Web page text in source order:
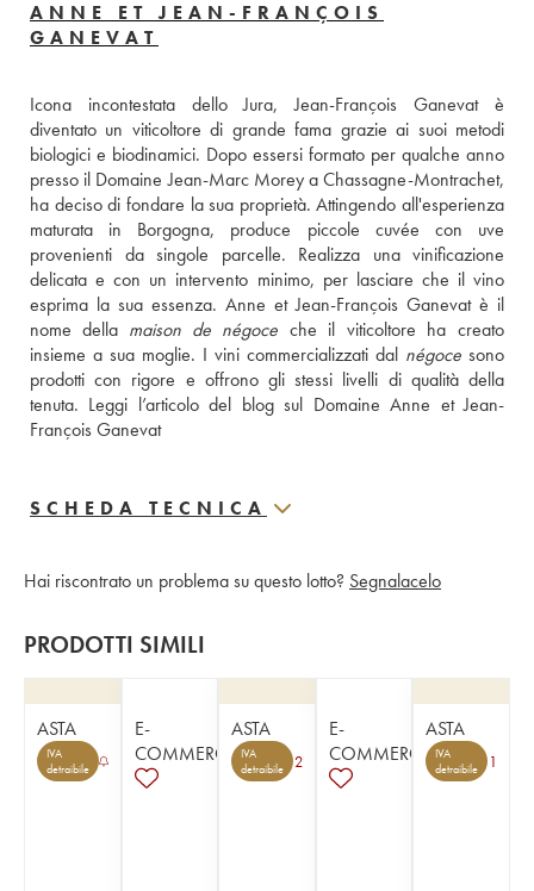
ANNE ET JEAN-FRANÇOIS
GANEVAT
Icona incontestata dello Jura, Jean-François Ganevat è
diventato un viticoltore di grande fama grazie ai suoi metodi
biologici e biodinamici. Dopo essersi formato per qualche anno
presso il Domaine Jean-Marc Morey a Chassagne-Montrachet,
ha deciso di fondare la sua proprietà. Attingendo all'esperienza
maturata in Borgogna, produce piccole cuvée con uve
provenienti da singole parcelle. Realizza una vinificazione
delicata e con un intervento minimo, per lasciare che il vino
esprima la sua essenza. Anne et Jean-François Ganevat è il
nome della maison de négoce che il viticoltore ha creato
insieme a sua moglie. I vini commercializzati dal négoce sono
prodotti con rigore e offrono gli stessi livelli di qualità della
tenuta. Leggi l’articolo del blog sul Domaine Anne et Jean-
François Ganevat
SCHEDA TECNICA
Hai riscontrato un problema su questo lotto? Segnalacelo
PRODOTTI SIMILI
ASTA
IVA
detraibile
E-
COMMERCE
ASTA
IVA
detraibile
2
E-
COMMERCE
ASTA
IVA
detraibile
1